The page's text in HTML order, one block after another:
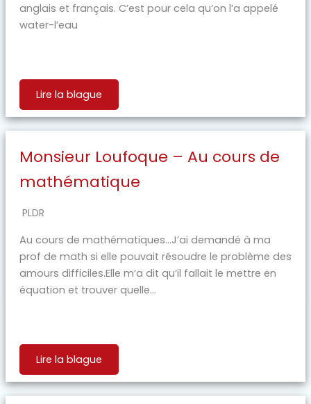
anglais et français. C’est pour cela qu’on l’a appelé
water-l’eau
Lire la blague
Monsieur Loufoque – Au cours de
mathématique
PLDR
Au cours de mathématiques…J’ai demandé à ma
prof de math si elle pouvait résoudre le problème des
amours difficiles.Elle m’a dit qu’il fallait le mettre en
équation et trouver quelle...
Lire la blague